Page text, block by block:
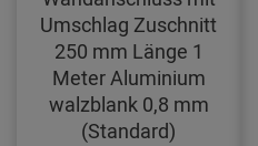
Umschlag Zuschnitt
250 mm Länge 1
Meter Aluminium
walzblank 0,8 mm
(Standard)